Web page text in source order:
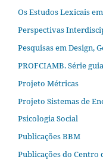
Os Estudos Lexicais
Perspectivas
Pesquisas em Design,
PROFCIAMB. Série
Projeto Métricas
Projeto Sistemas de
Psicologia Social
Publicações BBM
Publicações do Centro